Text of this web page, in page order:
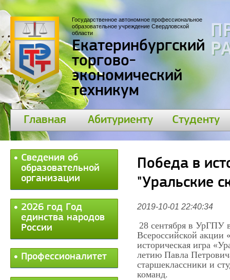
Государственное автономное профессиональное
образовательное учреждение Свердловской
области
Екатеринбургский
торгово-
экономический
техникум
Главная Абитуриенту Студенту
Сведения об
образовательной
организации
2026 год Год
единства народов
России
Профессионалитет
Победа в
"Уральские
2019-10-01 22:40:34
28 сентября в УрГПУ
Всероссийской акции
историческая игра
летию Павла
старшеклассники и
команд.